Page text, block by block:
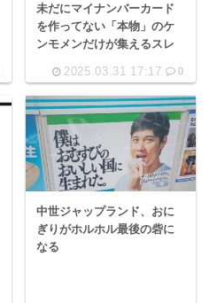
未だにマイナンバーカード
を作ってない「本物」のケ
ンモメンだけが集えるスレ
2025.03.31 17:17 0
中世ジャップランド、おに
ぎりがホルホル最後の砦に
なる